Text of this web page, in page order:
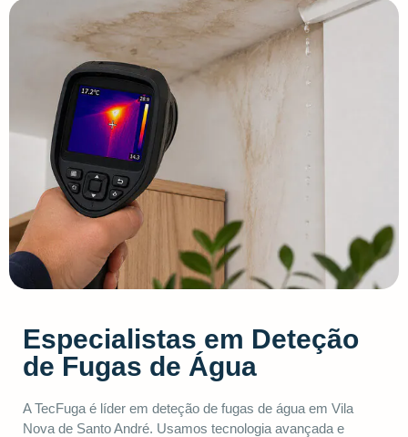
Especialistas em Deteção
de Fugas de Água
A TecFuga é líder em deteção de fugas de água em Vila
Nova de Santo André. Usamos tecnologia avançada e